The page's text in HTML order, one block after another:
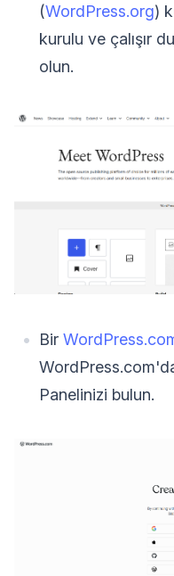
(WordPress.org)
kurulu ve çalışır
olun.
Bir
Panelinizi bulun.